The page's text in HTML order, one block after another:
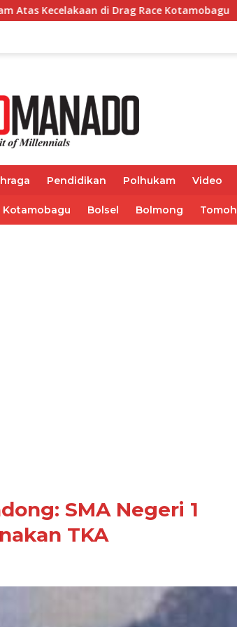
Kotamobagu TIFF 2026 Hadirkan
Pendidikan Polhukam Video
Kotamobagu Bolsel Bolmong
SMA Negeri 1
TKA